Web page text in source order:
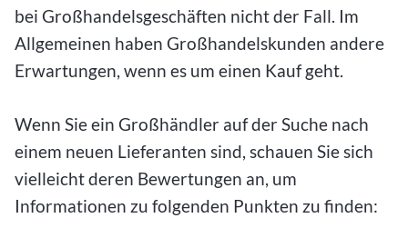
bei Großhandelsgeschäften nicht der Fall. Im
Allgemeinen haben Großhandelskunden andere
Erwartungen, wenn es um einen Kauf geht.
Wenn Sie ein Großhändler auf der Suche nach
einem neuen Lieferanten sind, schauen Sie sich
vielleicht deren Bewertungen an, um
Informationen zu folgenden Punkten zu finden: